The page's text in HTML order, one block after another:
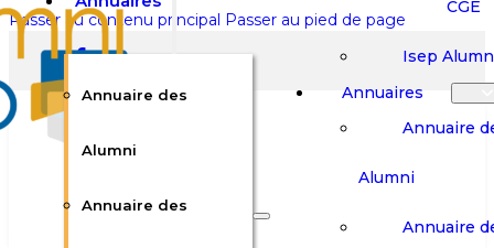
Passer au contenu principal Passer au pied de page
Rechercher sur le site
Annuaire des
Alumni
Annuaire des
CGE
Isep
Annuaires
Annuaire
Alumni
Annuaire